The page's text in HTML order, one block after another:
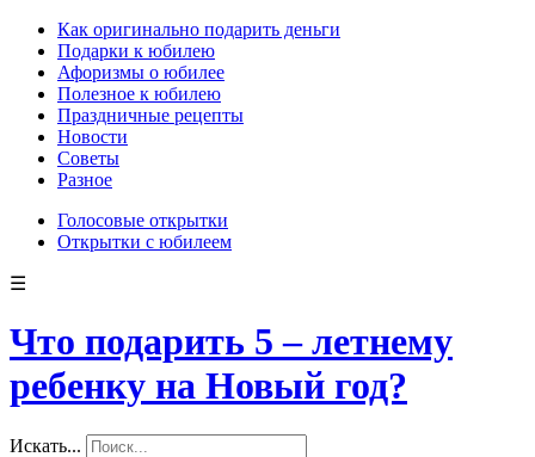
Как оригинально подарить деньги
Подарки к юбилею
Афоризмы о юбилее
Полезное к юбилею
Праздничные рецепты
Новости
Советы
Разное
Голосовые открытки
Открытки с юбилеем
☰
Что подарить 5 – летнему
ребенку на Новый год?
Искать...